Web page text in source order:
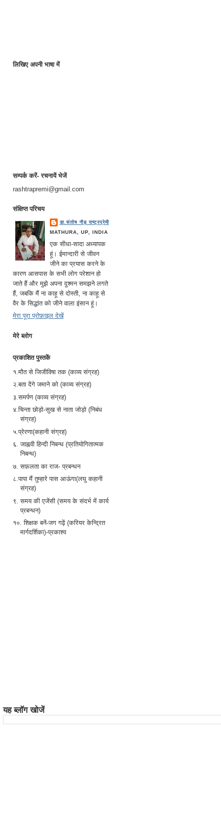
लिखिए अपनी भाषा में
सम्पर्क करें- रचनायें भेजें
rashtrapremi@gmail.com
संक्षिप्त परिचय
डा.संतोष गौड़ राष्ट्रप्रेमी
MATHURA, UP, INDIA
एक सीधा-सादा अध्यापक
हूं। ईमान्दारी से जीवन
जीने का प्रयास करने के
कारण आसपास के सभी लोग परेशान हो
जाते हैं और मुझे अपना दुश्मन समझने लगते
हैं, जबकि मैं ना काहू से दोस्ती, ना काहू से
वैर के सिद्धांत को जीने वाला इंसान हूं।
मेरा पूरा प्रोफ़ाइल देखें
मेरे ब्लोग
प्रकाशित पुस्तकें
१.मौत से जिजीविषा तक (काव्य संग्रह)
२.बता देंगे जमाने को (काव्य संग्रह)
३.समर्पण (काव्य संग्रह)
४.चिन्ता छोड़ो-सुख से नाता जोड़ो (निबंध
संग्रह)
५.प्रेरणा(कहानी संग्रह)
६. जाह्नवी हिन्दी निबन्ध (प्रतियोगितात्मक
निबन्ध)
७. सफ़लता का राज- प्रबन्धन
८.पापा मैं तुम्हारे पास आऊंगा(लघु कहानी
संग्रह)
९. समय की एजेंसी (समय के संदर्भ में कार्य
प्रबन्धन)
१०. शिक्षक बनें-जग गढ़ें (करियर केन्द्रित
मार्गदर्शिका)-प्रकाश्य
यह ब्लॉग खोजें